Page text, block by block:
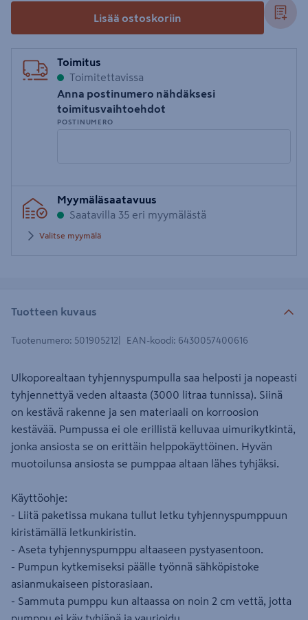
Lisää ostoskoriin
Toimitus
Toimitettavissa
Anna postinumero nähdäksesi
toimitusvaihtoehdot
POSTINUMERO
postinumero
Myymäläsaatavuus
Saatavilla 35 eri myymälästä
Valitse myymälä
Tuotteen kuvaus
Tuotenumero: 501905212 EAN-koodi: 6430057400616
Ulkoporealtaan tyhjennyspumpulla saa helposti ja nopeasti
tyhjennettyä veden altaasta (3000 litraa tunnissa). Siinä
on kestävä rakenne ja sen materiaali on korroosion
kestävää. Pumpussa ei ole erillistä kelluvaa uimurikytkintä,
jonka ansiosta se on erittäin helppokäyttöinen. Hyvän
muotoilunsa ansiosta se pumppaa altaan lähes tyhjäksi.
Käyttöohje:
- Liitä paketissa mukana tullut letku tyhjennyspumppuun
kiristämällä letkunkiristin.
- Aseta tyhjennyspumppu altaaseen pystyasentoon.
- Pumpun kytkemiseksi päälle työnnä sähköpistoke
asianmukaiseen pistorasiaan.
- Sammuta pumppu kun altaassa on noin 2 cm vettä, jotta